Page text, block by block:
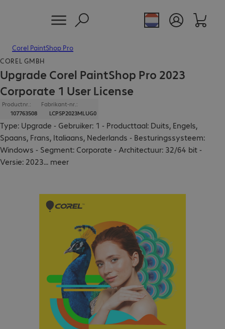
Corel PaintShop Pro
COREL GMBH
Upgrade Corel PaintShop Pro 2023
Corporate 1 User License
Productnr.:
107763508
Fabrikant-nr.:
LCPSP2023MLUG0
Type: Upgrade - Gebruiker: 1 - Producttaal: Duits, Engels,
Spaans, Frans, Italiaans, Nederlands - Besturingssysteem:
Windows - Segment: Corporate - Architectuur: 32/64 bit -
Versie: 2023... meer